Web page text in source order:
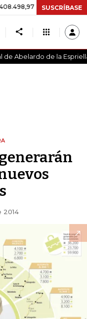
+$ 8.753,81 +2,19%
SUSCRÍBASE
de Abelardo de la
2014